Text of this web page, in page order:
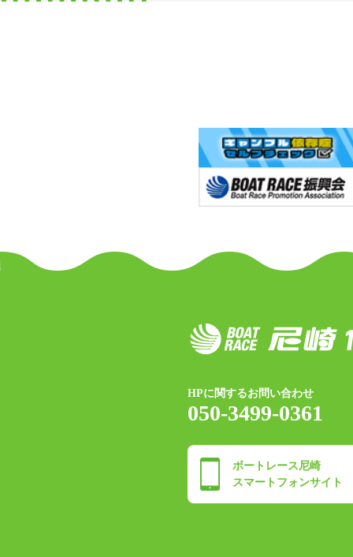
HPに関するお問い合わせ
050-3499-0361
ボートレース尼崎
スマートフォンサイト